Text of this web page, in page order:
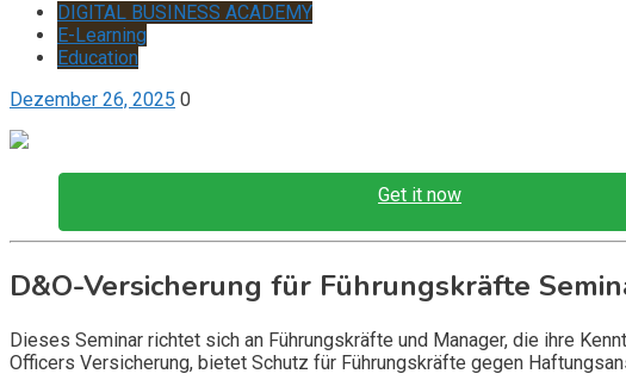
DIGITAL BUSINESS ACADEMY
E-Learning
Education
Dezember 26, 2025 0
Get it now
D&O-Versicherung für Führungskräfte
Dieses Seminar richtet sich an Führungskräfte und Manager, die ihre
Officers Versicherung, bietet Schutz für Führungskräfte gegen